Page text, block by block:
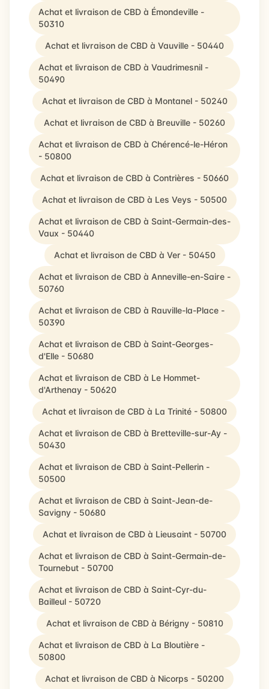
Achat et livraison de CBD à Émondeville -
50310
Achat et livraison de CBD à Vauville - 50440
Achat et livraison de CBD à Vaudrimesnil -
50490
Achat et livraison de CBD à Montanel - 50240
Achat et livraison de CBD à Breuville - 50260
Achat et livraison de CBD à Chérencé-le-Héron
- 50800
Achat et livraison de CBD à Contrières - 50660
Achat et livraison de CBD à Les Veys - 50500
Achat et livraison de CBD à Saint-Germain-des-
Vaux - 50440
Achat et livraison de CBD à Ver - 50450
Achat et livraison de CBD à Anneville-en-Saire -
50760
Achat et livraison de CBD à Rauville-la-Place -
50390
Achat et livraison de CBD à Saint-Georges-
d'Elle - 50680
Achat et livraison de CBD à Le Hommet-
d'Arthenay - 50620
Achat et livraison de CBD à La Trinité - 50800
Achat et livraison de CBD à Bretteville-sur-Ay -
50430
Achat et livraison de CBD à Saint-Pellerin -
50500
Achat et livraison de CBD à Saint-Jean-de-
Savigny - 50680
Achat et livraison de CBD à Lieusaint - 50700
Achat et livraison de CBD à Saint-Germain-de-
Tournebut - 50700
Achat et livraison de CBD à Saint-Cyr-du-
Bailleul - 50720
Achat et livraison de CBD à Bérigny - 50810
Achat et livraison de CBD à La Bloutière -
50800
Achat et livraison de CBD à Nicorps - 50200